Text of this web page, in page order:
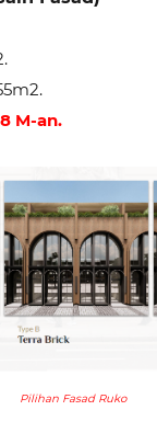
M-an.
Pilihan Fasad Ruko